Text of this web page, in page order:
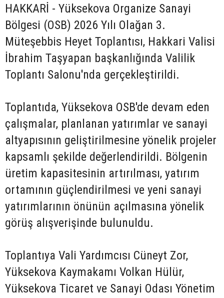
HAKKARİ - Yüksekova Organize Sanayi
Bölgesi (OSB) 2026 Yılı Olağan 3.
Müteşebbis Heyet Toplantısı, Hakkari Valisi
İbrahim Taşyapan başkanlığında Valilik
Toplantı Salonu'nda gerçekleştirildi.
Toplantıda, Yüksekova OSB'de devam eden
çalışmalar, planlanan yatırımlar ve sanayi
altyapısının geliştirilmesine yönelik projeler
kapsamlı şekilde değerlendirildi. Bölgenin
üretim kapasitesinin artırılması, yatırım
ortamının güçlendirilmesi ve yeni sanayi
yatırımlarının önünün açılmasına yönelik
görüş alışverişinde bulunuldu.
Toplantıya Vali Yardımcısı Cüneyt Zor,
Yüksekova Kaymakamı Volkan Hülür,
Yüksekova Ticaret ve Sanayi Odası Yönetim